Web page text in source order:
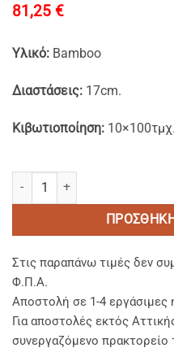
81,25 €
Υλικό: Bamboo
Διαστάσεις: 17cm.
Κιβωτιοποίηση: 10×100τμχ.
Πιρούνια από Bamboo Ίσια
Στις παραπάνω τιμές δεν
Φ.Π.Α.
Αποστολή σε 1-4 εργάσιμες
Για αποστολές εκτός
συνεργαζόμενο